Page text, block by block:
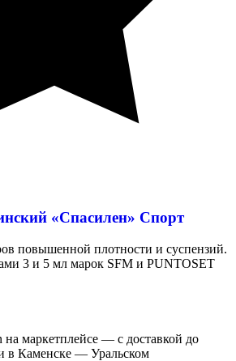
«Спасилен» Спорт
повышенной плотности и суспензий.
3 и 5 мл марок SFM и PUNTOSET
на маркетплейсе — с доставкой до
в Каменске — Уральском